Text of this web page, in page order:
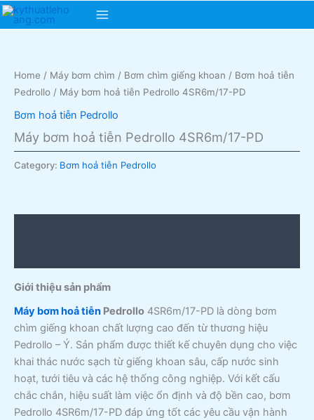
Skip
Main
Home / Máy bơm chìm / Bơm chìm giếng khoan / Bơm hoả tiễn
Pedrollo / Máy bơm hoả tiễn Pedrollo 4SR6m/17-PD
Bơm hoả tiễn Pedrollo
Máy bơm hoả tiễn Pedrollo 4SR6m/17-PD
Category: Bơm hoả tiễn Pedrollo
Giới thiệu sản phẩm
Máy bơm hoả tiễn Pedrollo 4SR6m/17-PD là dòng bơm
chìm giếng khoan chất lượng cao đến từ thương hiệu
Pedrollo – Ý. Sản phẩm được thiết kế chuyên dụng cho việc
khai thác nước sạch từ giếng khoan sâu, cấp nước sinh
hoạt, tưới tiêu và các hệ thống công nghiệp. Với kết cấu
chắc chắn, hiệu suất làm việc ổn định và độ bền cao, bơm
Pedrollo 4SR6m/17-PD đáp ứng tốt các yêu cầu vận hành